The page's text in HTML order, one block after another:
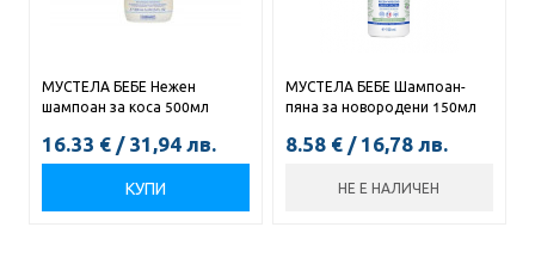
МУСТЕЛА БЕБЕ Нежен
шампоан за коса 500мл
16.33 € / 31,94 лв.
КУПИ
МУСТЕЛА БЕБЕ Шампоан-
пяна за новородени 150мл
8.58 € / 16,78 лв.
НЕ Е НАЛИЧЕН